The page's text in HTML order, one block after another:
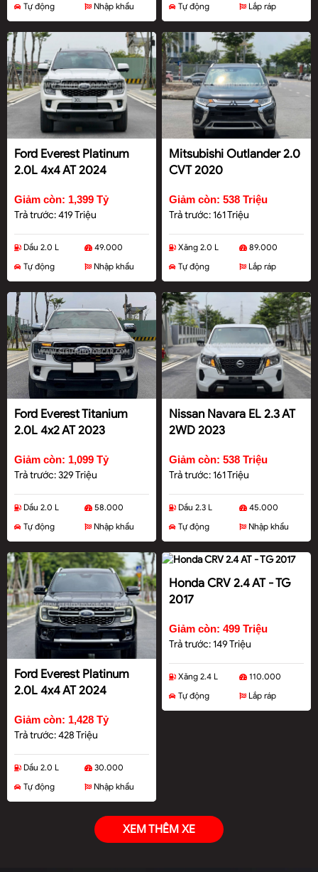
Tự động
Nhập khẩu
Tự động
Lắp ráp
Ford Everest Platinum
2.0L 4x4 AT 2024
Giảm còn: 1,399 Tỷ
Trả trước: 419 Triệu
Dầu 2.0 L
49.000
Tự động
Nhập khẩu
Mitsubishi Outlander 2.0
CVT 2020
Giảm còn: 538 Triệu
Trả trước: 161 Triệu
Xăng 2.0 L
89.000
Tự động
Lắp ráp
Ford Everest Titanium
2.0L 4x2 AT 2023
Giảm còn: 1,099 Tỷ
Trả trước: 329 Triệu
Dầu 2.0 L
58.000
Tự động
Nhập khẩu
Nissan Navara EL 2.3 AT
2WD 2023
Giảm còn: 538 Triệu
Trả trước: 161 Triệu
Dầu 2.3 L
45.000
Tự động
Nhập khẩu
Ford Everest Platinum
2.0L 4x4 AT 2024
Giảm còn: 1,428 Tỷ
Trả trước: 428 Triệu
Dầu 2.0 L
30.000
Tự động
Nhập khẩu
Honda CRV 2.4 AT - TG
2017
Giảm còn: 499 Triệu
Trả trước: 149 Triệu
Xăng 2.4 L
110.000
Tự động
Lắp ráp
XEM THÊM XE